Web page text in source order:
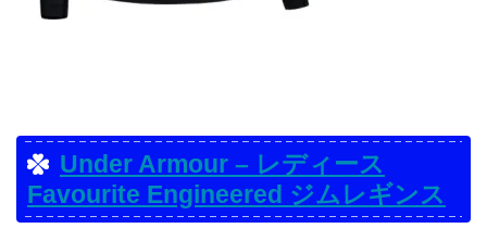
Under Armour – レディース
Favourite Engineered ジムレギンス